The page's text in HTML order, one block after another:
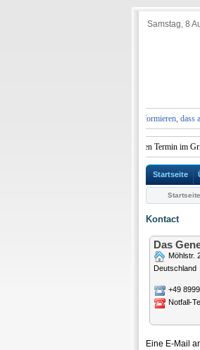
Samstag, 8
Wir möchten Sie darüber informieren, dass
bitten all diejenigen Bürger, die einen Termin im
Startseite
Startseite
Kontact
Das
Möhlstr.
Deutschland
+49
Notfall-
Eine E-Mail